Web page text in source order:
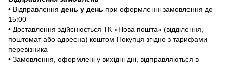
• Відправлення день у день при оформленні замовлення до
15:00
• Доставлення здійснюється ТК «Нова пошта» (відділення,
поштомат або адресна) коштом Покупця згідно з тарифами
перевізника
• Замовлення, оформлені у вихідні дні, відправляються в